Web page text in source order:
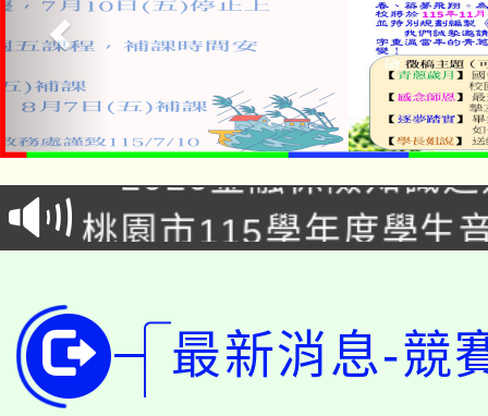
公告本校115學年度第
代理(課)教師甄選結果(
「2026金融保險知識
車」活動
桃園市115學年度學生
代理(課)教師甄選結果(
公告本校115學年度第
代理(課)教師甄選結果(
轉知中國文化大學推廣
最新消息-競